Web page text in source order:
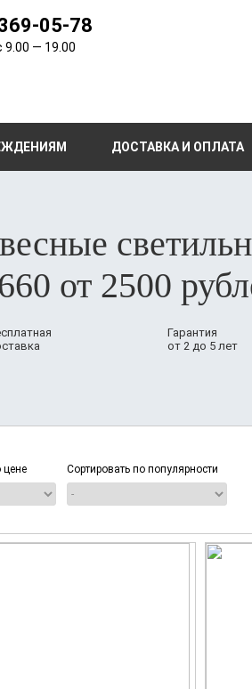
Закрыть
05-78
9.00 — 19.00
ДОСТАВКА И ОПЛАТА
от 2500
Гарантия
от 2 до 5 лет
цене Сортировать по популярности
Закрыть